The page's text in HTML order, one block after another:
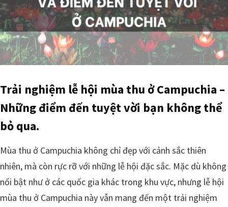
Trải nghiệm lễ hội mùa thu ở Campuchia –
Những điểm đến tuyệt vời bạn không thể
bỏ qua.
Mùa thu ở Campuchia không chỉ đẹp với cảnh sắc thiên
nhiên, mà còn rực rỡ với những lễ hội đặc sắc. Mặc dù không
nổi bật như ở các quốc gia khác trong khu vực, nhưng lễ hội
mùa thu ở Campuchia này vẫn mang đến một trải nghiệm